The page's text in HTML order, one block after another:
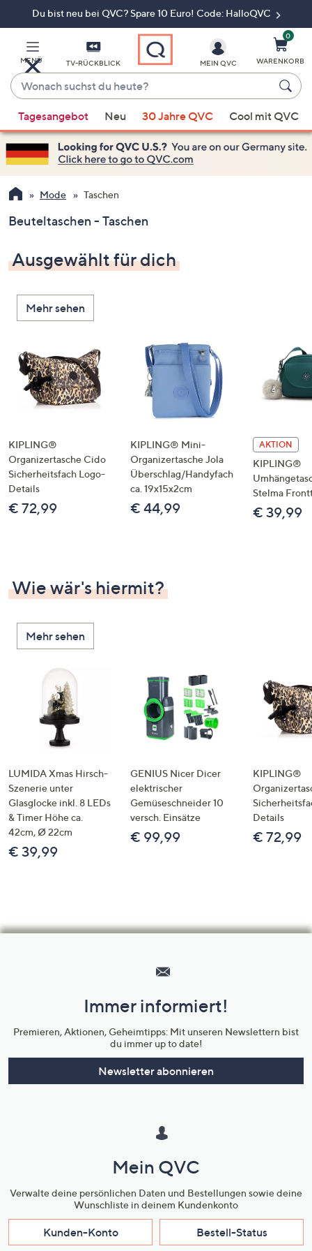
Du bist neu bei QVC? Spare 10 Euro! Code: HalloQVC
MENÜ TV-RÜCKBLICK
Wonach
suchst
du
heute?
Vorschläge
verfügbar
sind,
verwenden
Sie
Pfeiltasten
oben
und
nach
unten
oder
Sie
auf
Touch-
Geräten
links
bzw.
rechts,
um
diese
MEIN QVC
0
WARENKORB
Tagesangebot Neu 30 Jahre QVC Cool mit QVC
Mode Taschen
Beuteltaschen - Taschen
Ausgewählt für dich
Mehr sehen
KIPLING®
Organizertasche Cido
Sicherheitsfach Logo-
Details
€ 72,99
KIPLING® Mini-
Organizertasche Jola
Überschlag/Handyfach
ca. 19x15x2cm
€ 44,99
AKTION
KIPLING®
Stelma
€ 39,99
Wie wär's hiermit?
Mehr sehen
LUMIDA Xmas Hirsch-
Szenerie unter
Glasglocke inkl. 8 LEDs
& Timer Höhe ca.
42cm, Ø 22cm
€ 39,99
GENIUS Nicer Dicer
elektrischer
Gemüseschneider 10
versch. Einsätze
€ 99,99
KIPLING®
Details
€ 72,99
Unternehmensinformationen
Immer informiert!
Premieren, Aktionen, Geheimtipps: Mit unseren Newslettern bist
du immer up to date!
Newsletter abonnieren
Mein QVC
Verwalte deine persönlichen Daten und Bestellungen sowie deine
Wunschliste in deinem Kundenkonto
Kunden-Konto Bestell-Status